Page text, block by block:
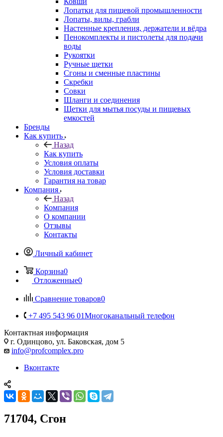
Лопатки для пищевой промышленности
Лопаты, вилы, грабли
Настенные крепления, держатели и вёдра
Пенокомплекты и пистолеты для подачи
воды
Рукоятки
Ручные щетки
Сгоны и сменные пластины
Скребки
Совки
Шланги и соединения
Щетки для мытья посуды и пищевых
емкостей
Бренды
Как купить
Назад
Как купить
Условия оплаты
Условия доставки
Гарантия на товар
Компания
Назад
Компания
О компании
Отзывы
Контакты
Личный кабинет
Корзина0
Отложенные0
Сравнение товаров0
+7 495 543 96 01Многоканальный телефон
Контактная информация
г. Одинцово, ул. Баковская, дом 5
info@profcomplex.pro
Вконтакте
71704, Сгон